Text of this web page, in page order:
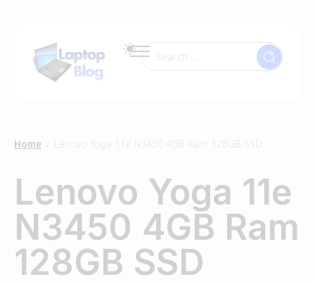
Home Lenovo Yoga 11e N3450 4GB Ram 128GB SSD
Lenovo Yoga 11e
N3450 4GB Ram
128GB SSD